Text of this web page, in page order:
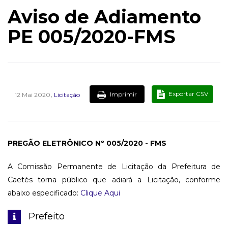
Aviso de Adiamento
PE 005/2020-FMS
12 Mai 2020, Licitação Imprimir Exportar CSV
PREGÃO ELETRÔNICO Nº 005/2020 - FMS
A Comissão Permanente de Licitação da Prefeitura de
Caetés torna público que adiará a Licitação, conforme
abaixo especificado: Clique Aqui
Prefeito